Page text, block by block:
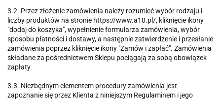
3.2. Przez złożenie zamówienia należy rozumieć wybór rodzaju i
liczby produktów na stronie https://www.a10.pl/, kliknięcie ikony
"dodaj do koszyka", wypełnienie formularza zamówienia, wybór
sposobu płatności i dostawy, a następnie zatwierdzenie i przesłanie
zamówienia poprzez kliknięcie ikony "Zamów i zapłać". Zamówienia
składane za pośrednictwem Sklepu pociągają za sobą obowiązek
zapłaty.
3.3. Niezbędnym elementem procedury zamówienia jest
zapoznanie się przez Klienta z niniejszym Regulaminem i jego